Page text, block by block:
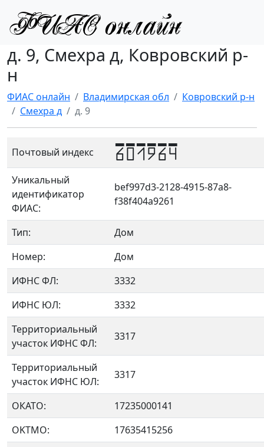
д. 9, Смехра д, Ковровский р-
н
ФИАС онлайн Владимирская обл
Ковровский р-н
Смехра д
д. 9
Почтовый индекс 601964
Уникальный
идентификатор
ФИАС:
bef997d3-2128-4915-87a8-
f38f404a9261
Тип:
Дом
Номер:
Дом
ИФНС ФЛ:
3332
ИФНС ЮЛ:
3332
Территориальный
участок ИФНС ФЛ:
3317
Территориальный
участок ИФНС ЮЛ:
3317
ОКАТО:
17235000141
OKTMO:
17635415256